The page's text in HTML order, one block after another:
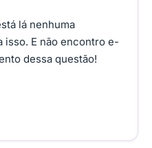
lá nenhuma
isso. E não encontro e-
dessa questão!